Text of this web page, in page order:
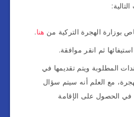
بوزارة الهجرة التركية من هنا.
ثم انقر موافقة.
المطلوبة ويتم تقديمها في
مع العلم أنه سيتم سؤال
الحصول على الإقامة